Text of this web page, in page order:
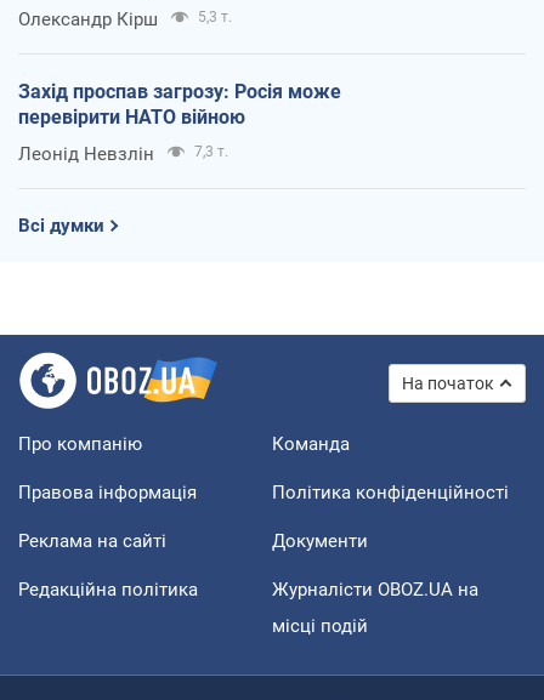
Олександр Кірш 5,3 т.
Захід проспав загрозу: Росія може
перевірити НАТО війною
Леонід Невзлін 7,3 т.
Всі думки
На початок
Про компанію Команда
Правова інформація Політика конфіденційності
Реклама на сайті Документи
Редакційна політика
Журналісти OBOZ.UA на
місці подій